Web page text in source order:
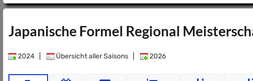
Japanische Formel Regional
2024 Übersicht aller Saisons 2026